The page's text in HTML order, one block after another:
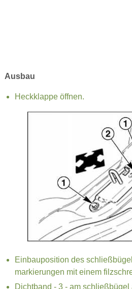
Ausbau
Heckklappe öffnen.
Einbauposition des
markierungen mit einem
Dichtband - 3 - am